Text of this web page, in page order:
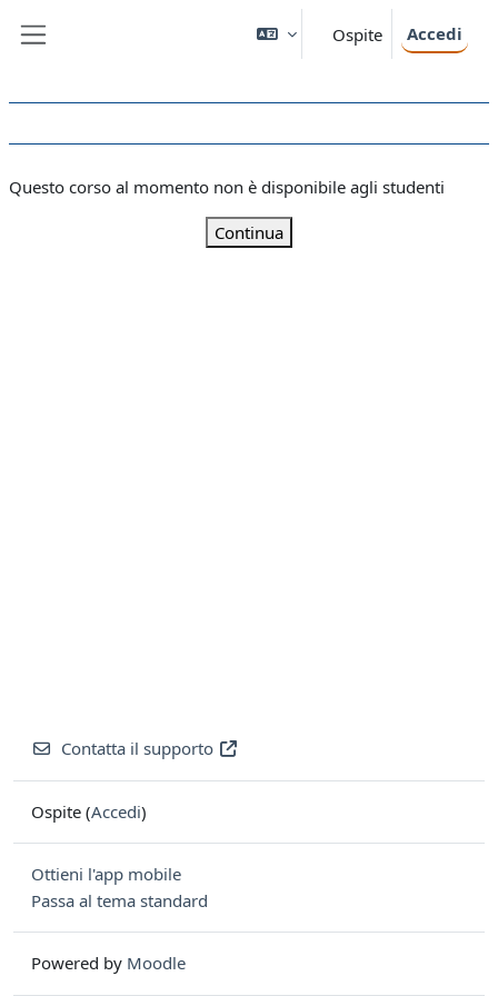
Ospite Accedi
Questo corso al momento non è disponibile agli studenti
Continua
Contatta il supporto
Ospite (Accedi)
Ottieni l'app mobile
Passa al tema standard
Powered by Moodle